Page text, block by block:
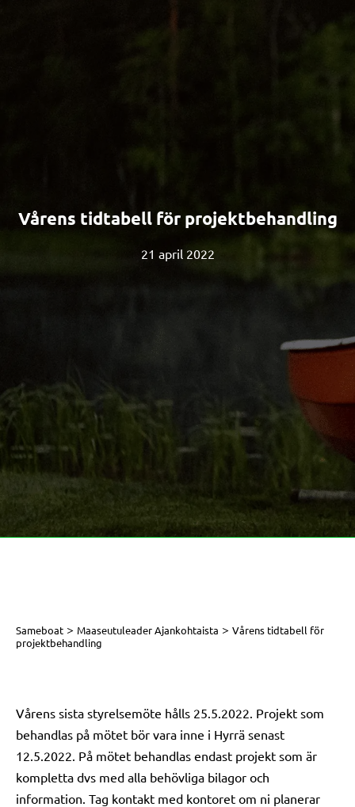
Vårens tidtabell för projektbehandling
21 april 2022
Sameboat > Maaseutuleader Ajankohtaista > Vårens tidtabell för
projektbehandling
Vårens sista styrelsemöte hålls 25.5.2022. Projekt som
behandlas på mötet bör vara inne i Hyrrä senast
12.5.2022. På mötet behandlas endast projekt som är
kompletta dvs med alla behövliga bilagor och
information. Tag kontakt med kontoret om ni planerar